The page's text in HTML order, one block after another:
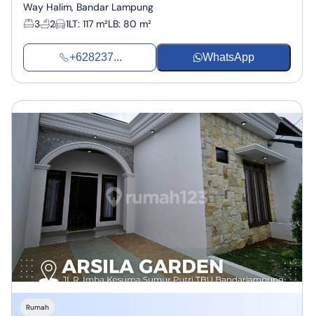
Way Halim, Bandar Lampung
3
2 1LT: 117 m²LB: 80 m²
+628237... WhatsApp
Rumah